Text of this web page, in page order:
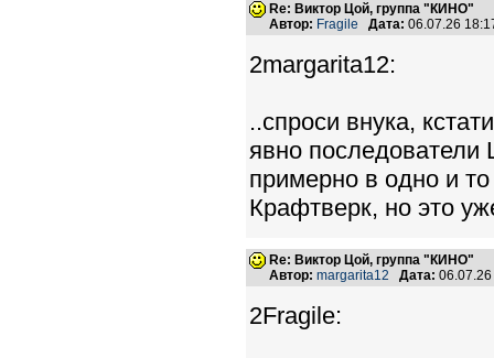
Re: Виктор Цой, группа "КИНО"
Автор: Fragile Дата: 06.07.26
2margarita12:
..спроси внука,
явно последователи
примерно в одно и
Крафтверк, но это
Re: Виктор Цой, группа "КИНО"
Автор: margarita12 Дата:
2Fragile: